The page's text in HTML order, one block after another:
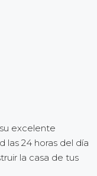
excelente
las 24 horas del día
la casa de tus